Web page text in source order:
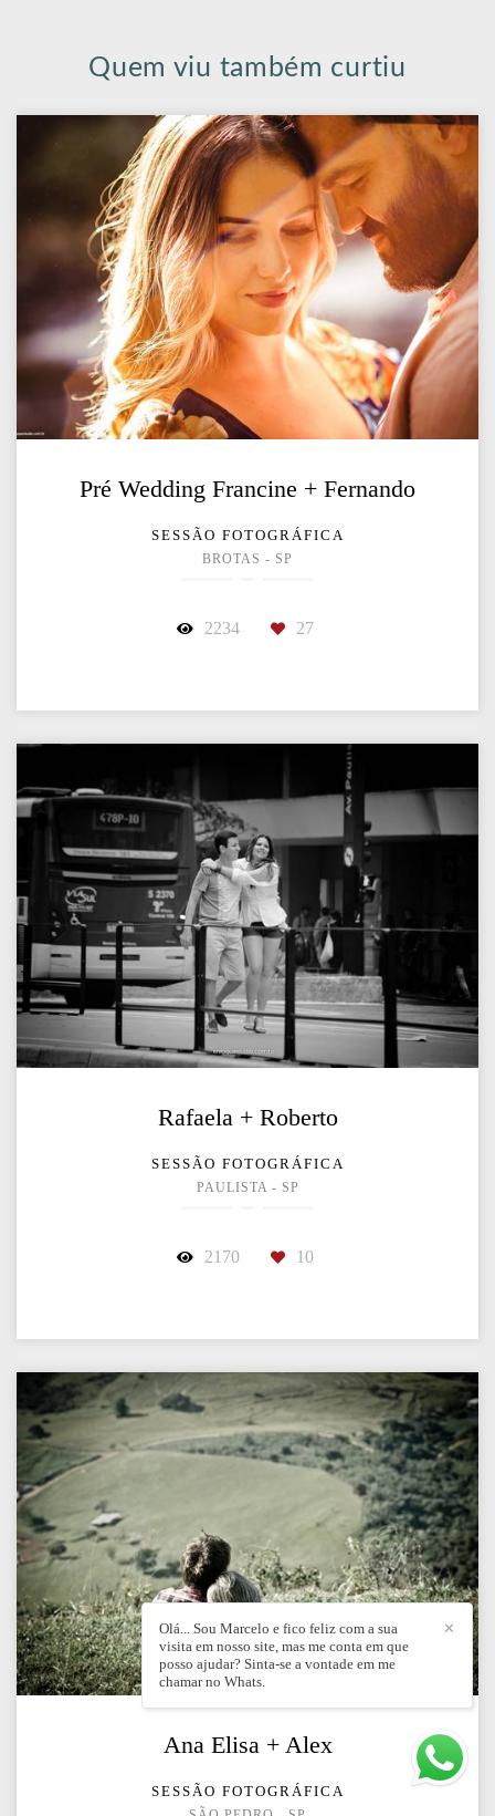
Quem viu também curtiu
Pré Wedding Francine + Fernando
SESSÃO FOTOGRÁFICA
BROTAS - SP
2234 27
Rafaela + Roberto
SESSÃO FOTOGRÁFICA
PAULISTA - SP
2170 10
Ana Elisa + Alex
SESSÃO FOTOGRÁFICA
✕
Olá... Sou Marcelo e fico feliz com a sua
visita em nosso site, mas me conta em que
posso ajudar? Sinta-se a vontade em me
chamar no Whats.